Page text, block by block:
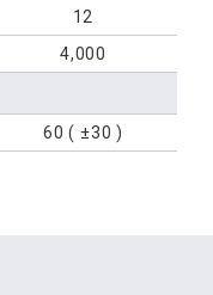
12
4,000
60 ( ±30 )